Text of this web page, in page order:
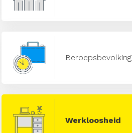
Beroepsbevolking
Werkloosheid